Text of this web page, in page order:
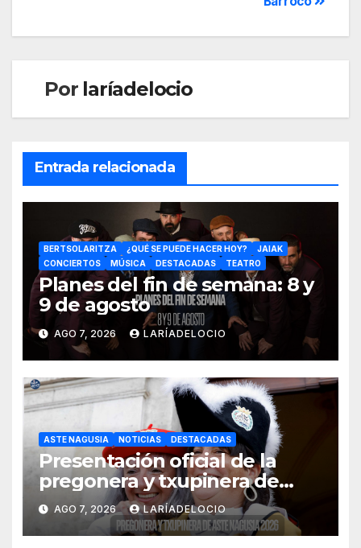
Por laríadelocio
Entrada relacionada
BERTSOLARITZA ¿QUÉ SE PUEDE HACER HOY?
JAIAK
CONCIERTOS
MÚSICA DESTACADAS TEATRO
Planes del fin de semana: 8 y
9 de agosto
AGO 7, 2026 LARÍADELOCIO
ASTE NAGUSIA NOTICIAS DESTACADAS
Presentación oficial de la
pregonera y txupinera de
Aste Nagusia 2026
AGO 7, 2026 LARÍADELOCIO